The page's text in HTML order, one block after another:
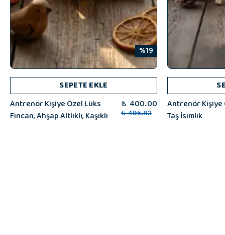
%19
SEPETE EKLE
Antrenör Kişiye Özel Lüks
Fincan, Ahşap Altlıklı, Kaşıklı
₺ 400.00
₺ 495.83
Antrenör
Taş İsimlik